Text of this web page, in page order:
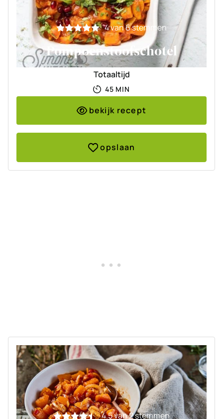
4van6stemmen
Pompoenstoofschotel
Totaaltijd
45MINUTEN
MIN
bekijk recept
opslaan
4.5van2stemmen